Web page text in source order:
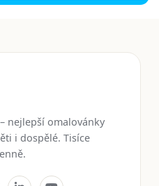
nejlepší omalovánky
i dospělé. Tisíce